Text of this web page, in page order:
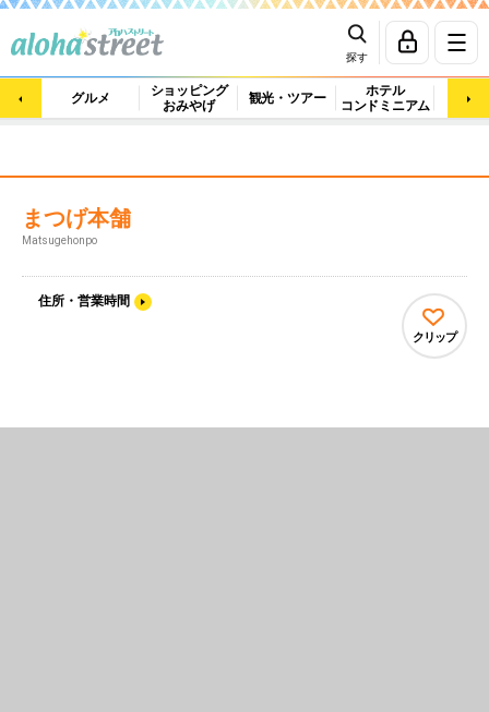
探す
グルメ
ショッピング
おみやげ
観光・ツアー
ホテル
コンドミニアム
マッ
まつげ本舗
Matsugehonpo
住所・営業時間
クリップ